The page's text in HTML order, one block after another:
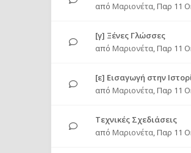
από Μαριονέτα, Παρ 11
[γ] Ξένες Γλώσσες
από Μαριονέτα, Παρ 11
[ε] Εισαγωγή στην
από Μαριονέτα, Παρ 11
Τεχνικές Σχεδιάσεις
από Μαριονέτα, Παρ 11